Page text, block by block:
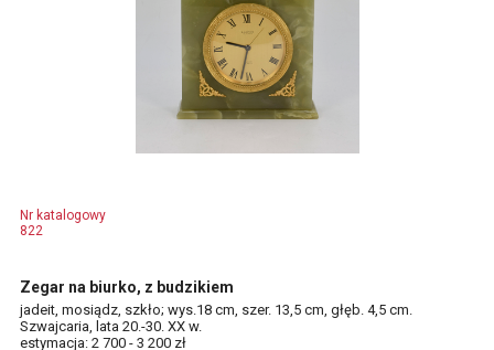
Nr katalogowy
822
Zegar na biurko, z budzikiem
jadeit, mosiądz, szkło; wys.18 cm, szer. 13,5 cm, głęb. 4,5 cm.
Szwajcaria, lata 20.-30. XX w.
estymacja: 2 700 - 3 200 zł